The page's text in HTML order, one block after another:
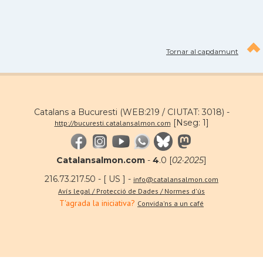
Tornar al capdamunt
Catalans a Bucuresti (WEB:219 / CIUTAT: 3018) -
http://bucuresti.catalansalmon.com [Nseg: 1]
Catalansalmon.com - 4.0 [02·2025]
216.73.217.50 - [ US ] - info@catalansalmon.com
Avís legal / Protecció de Dades / Normes d'ús
T'agrada la iniciativa? Convida'ns a un café